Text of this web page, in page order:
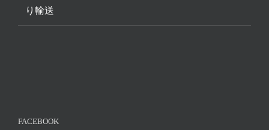
り輸送
FACEBOOK